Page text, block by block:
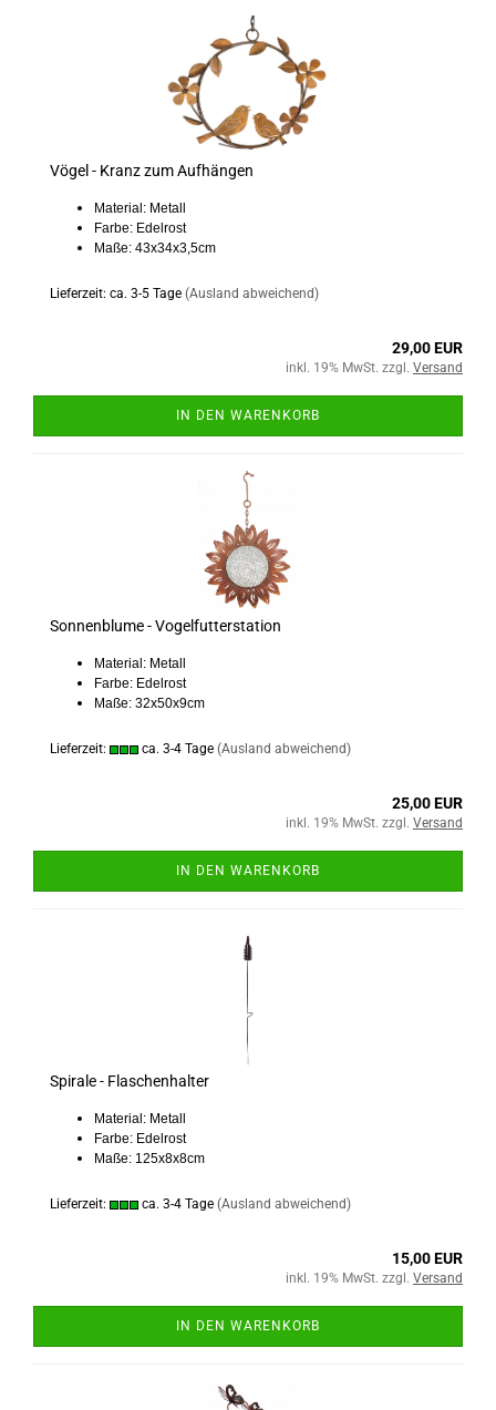
Vögel - Kranz zum Aufhängen
Material: Metall
Farbe: Edelrost
Maße: 43x34x3,5cm
Lieferzeit: ca. 3-5 Tage (Ausland abweichend)
29,00 EUR
inkl. 19% MwSt. zzgl. Versand
IN DEN WARENKORB
Sonnenblume - Vogelfutterstation
Material: Metall
Farbe: Edelrost
Maße: 32x50x9cm
Lieferzeit: ca. 3-4 Tage (Ausland abweichend)
25,00 EUR
inkl. 19% MwSt. zzgl. Versand
IN DEN WARENKORB
Spirale - Flaschenhalter
Material: Metall
Farbe: Edelrost
Maße: 125x8x8cm
Lieferzeit: ca. 3-4 Tage (Ausland abweichend)
15,00 EUR
inkl. 19% MwSt. zzgl. Versand
IN DEN WARENKORB